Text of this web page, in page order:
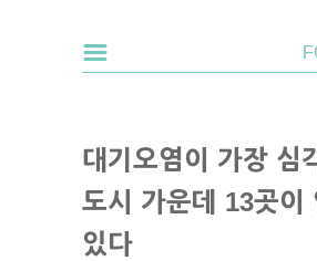
대기오염이 가장 심
도시 가운데 13곳이
있다